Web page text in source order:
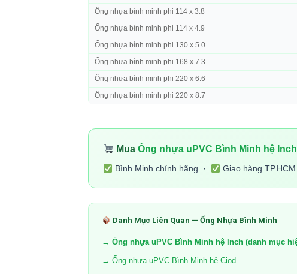
Ống nhựa bình minh phi 114 x 3.8
Ống nhựa bình minh phi 114 x 4.9
Ống nhựa bình minh phi 130 x 5.0
Ống nhựa bình minh phi 168 x 7.3
Ống nhựa bình minh phi 220 x 6.6
Ống nhựa bình minh phi 220 x 8.7
MuaỐng nhựa uPVC Bình Minh hệ Inch
Bình Minh chính hãng · Giao hàng
Danh Mục Liên Quan — Ống Nhựa Bình Minh
→ Ống nhựa uPVC Bình Minh hệ Inch (danh mục
→ Ống nhựa uPVC Bình Minh hệ Ciod